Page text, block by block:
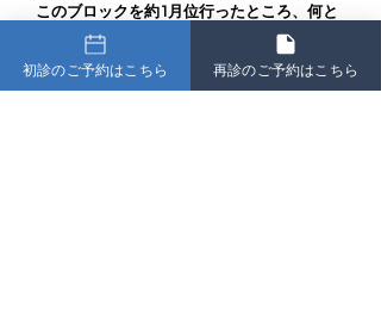
このブロックを約1月位行ったところ、何と
か通勤が可能な状態となりました。
その後腰神経叢ブロックを併用し現在は30
分以上連続で歩くことが可能となりました。
初診のご予約はこちら 再診のご予約はこちら